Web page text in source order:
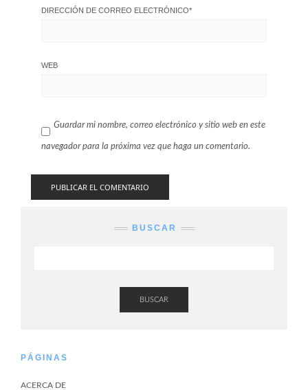
DIRECCIÓN DE CORREO ELECTRÓNICO*
WEB
Guardar mi nombre, correo electrónico y sitio web en este
navegador para la próxima vez que haga un comentario.
BUSCAR
BUSCAR
PÁGINAS
ACERCA DE